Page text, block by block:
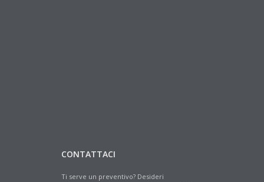
CONTATTACI
Ti serve un preventivo? Desideri